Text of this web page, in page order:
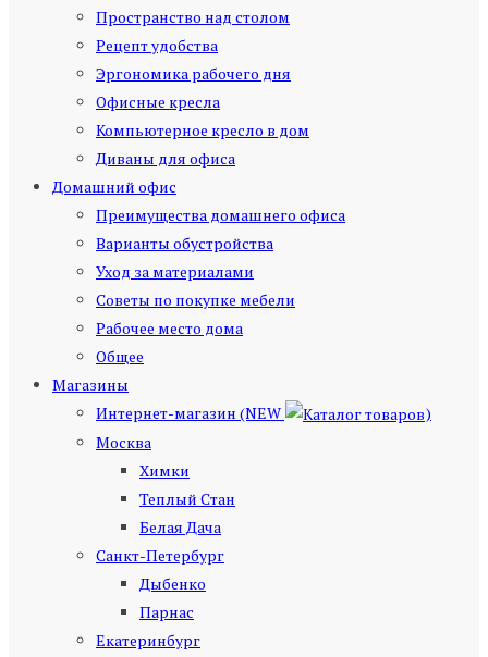
Пространство над столом
Рецепт удобства
Эргономика рабочего дня
Офисные кресла
Компьютерное кресло в дом
Диваны для офиса
Домашний офис
Преимущества домашнего офиса
Варианты обустройства
Уход за материалами
Советы по покупке мебели
Рабочее место дома
Общее
Магазины
Интернет-магазин (NEW
)
Москва
Химки
Теплый Стан
Белая Дача
Санкт-Петербург
Дыбенко
Парнас
Екатеринбург